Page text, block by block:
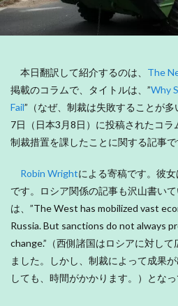
本日翻訳して紹介するのは、 The
掲載のコラムで、タイトルは、”Why
Fail”（なぜ、制裁は失敗することが
7日（日本3月8日）に投稿されたコラ
制裁措置を課したことに関する記事で
Robin Wrightによる寄稿です。彼
です。ロシア関係の記事も沢山書い
は、”The West has mobilized vast
Russia. But sanctions do not always
change.”（西側諸国はロシアに対し
ました。しかし、制裁によって成果
しても、時間がかかります。）となっ